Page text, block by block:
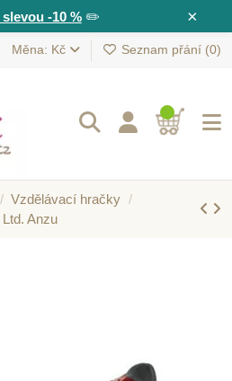
×
-10 %✏️
Měna: Kč Seznam přání (0)
Vzdělávací hračky
Anzu